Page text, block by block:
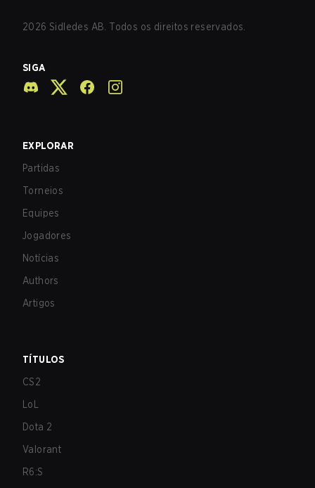
2026 Sidledes AB. Todos os direitos reservados.
SIGA
EXPLORAR
Partidas
Torneios
Equipes
Jogadores
Notícias
Authors
Artigos
TÍTULOS
CS2
LoL
Dota 2
Valorant
R6:S